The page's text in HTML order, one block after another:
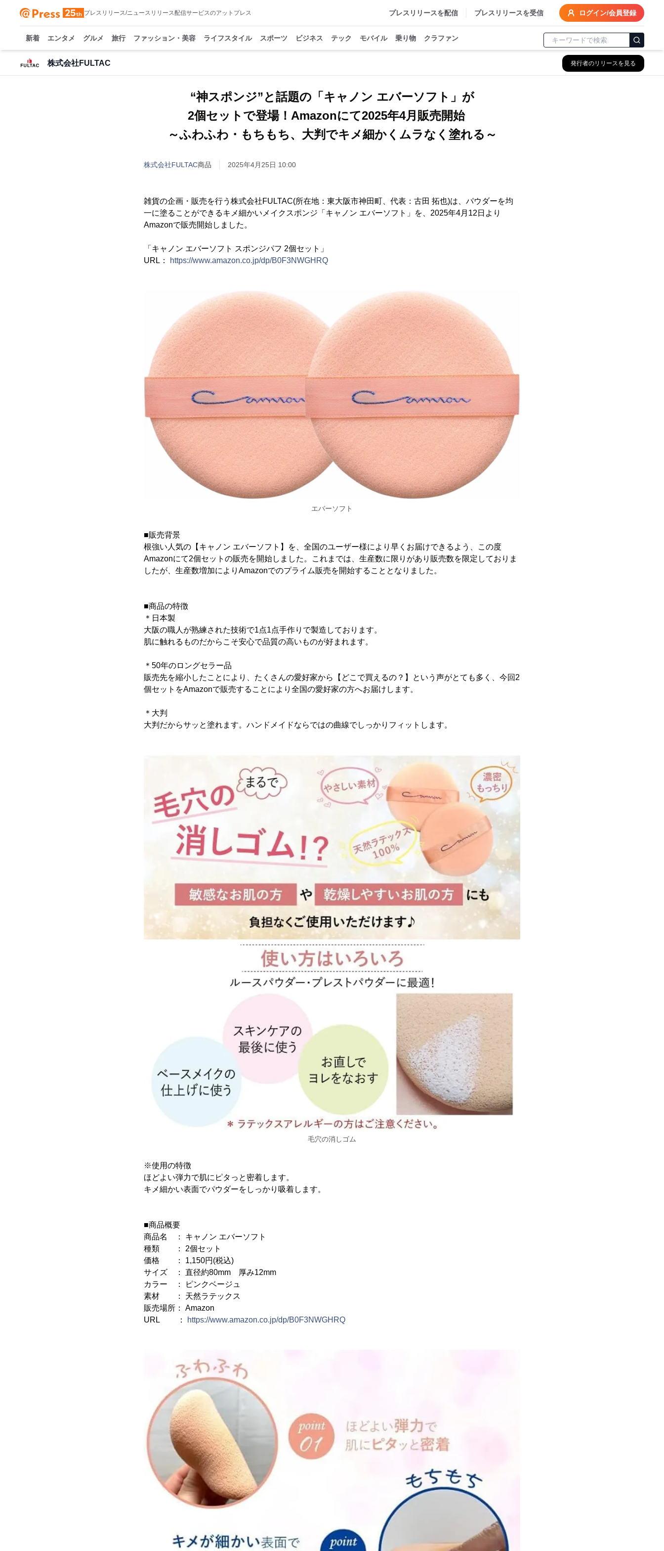
プレスリリース/ニュースリリース配信サービスのアットプレス プレスリリースを配信 プレスリリースを受信 ログイン/会員登録
新着 エンタメ グルメ 旅行 ファッション・美容 ライフスタイル スポーツ ビジネス テック モバイル 乗り物 クラファン
株式会社FULTAC 発行者のリリースを見る
“神スポンジ”と話題の「キャノン エバーソフト」が
2個セットで登場！Amazonにて2025年4月販売開始
～ふわふわ・もちもち、大判でキメ細かくムラなく塗れる～
株式会社FULTAC商品 2025年4月25日 10:00
雑貨の企画・販売を行う株式会社FULTAC(所在地：東大阪市神田町、代表：古田 拓也)は、パウダーを均
一に塗ることができるキメ細かいメイクスポンジ「キャノン エバーソフト」を、2025年4月12日より
Amazonで販売開始しました。
「キャノン エバーソフト スポンジパフ 2個セット」
URL：
https://www.amazon.co.jp/dp/B0F3NWGHRQ
エバーソフト
■販売背景
根強い人気の【キャノン エバーソフト】を、全国のユーザー様により早くお届けできるよう、この度
Amazonにて2個セットの販売を開始しました。これまでは、生産数に限りがあり販売数を限定しておりま
したが、生産数増加によりAmazonでのプライム販売を開始することとなりました。
■商品の特徴
＊日本製
大阪の職人が熟練された技術で1点1点手作りで製造しております。
肌に触れるものだからこそ安心で品質の高いものが好まれます。
＊50年のロングセラー品
販売先を縮小したことにより、たくさんの愛好家から【どこで買えるの？】という声がとても多く、今回2
個セットをAmazonで販売することにより全国の愛好家の方へお届けします。
＊大判
大判だからサッと塗れます。ハンドメイドならではの曲線でしっかりフィットします。
毛穴の消しゴム
※使用の特徴
ほどよい弾力で肌にピタっと密着します。
キメ細かい表面でパウダーをしっかり吸着します。
■商品概要
商品名 ： キャノン エバーソフト
種類 ： 2個セット
価格 ： 1,150円(税込)
サイズ ： 直径約80mm 厚み12mm
カラー ： ピンクベージュ
素材 ： 天然ラテックス
販売場所： Amazon
URL ：
https://www.amazon.co.jp/dp/B0F3NWGHRQ